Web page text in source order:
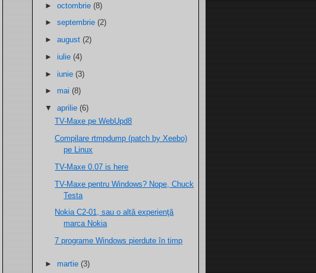
►octombrie(8)
►septembrie(2)
►august(2)
►iulie(4)
►iunie(3)
►mai(8)
▼aprilie(6)
TV-Maxe pe WebUpd8
Compilare rtmpdump (patch by Xeebo)
pe Linux
TV-Maxe 0.07 is here
TV-Maxe pentru Windows? Nope, Chuck
Testa
Nokia C2-01, sau o altă experienţă
marca Nokia
7 programe Windows pierdute în timp
►martie(3)